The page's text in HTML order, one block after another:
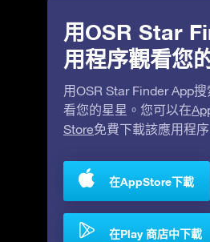
用OSR Star
用程序觀看您
用OSR Star Finder App
看您的星星。您可以在
Store免費下載該應用程序
在AppStore下載
在Play 商店中下載